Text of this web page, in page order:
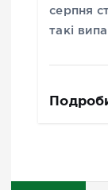
серпня
такі